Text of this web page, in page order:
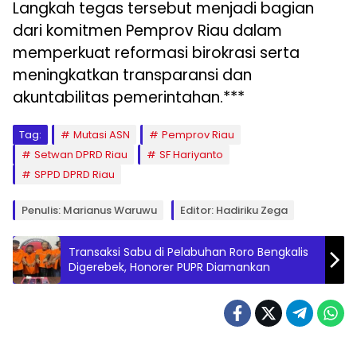
Langkah tegas tersebut menjadi bagian
dari komitmen Pemprov Riau dalam
memperkuat reformasi birokrasi serta
meningkatkan transparansi dan
akuntabilitas pemerintahan.***
Tag: Mutasi ASN
Pemprov Riau
Setwan DPRD Riau
SF Hariyanto
SPPD DPRD Riau
Penulis: Marianus Waruwu Editor: Hadiriku Zega
Transaksi Sabu di Pelabuhan Roro Bengkalis
Digerebek, Honorer PUPR Diamankan